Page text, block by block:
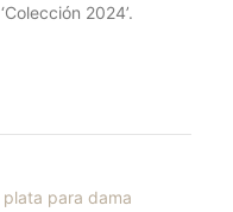
2024’.
plata para dama